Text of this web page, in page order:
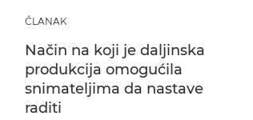
ČLANAK
Način na koji je daljinska
produkcija omogućila
snimateljima da nastave
raditi